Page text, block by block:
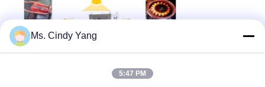
Ms. Cindy Yang
5:47 PM